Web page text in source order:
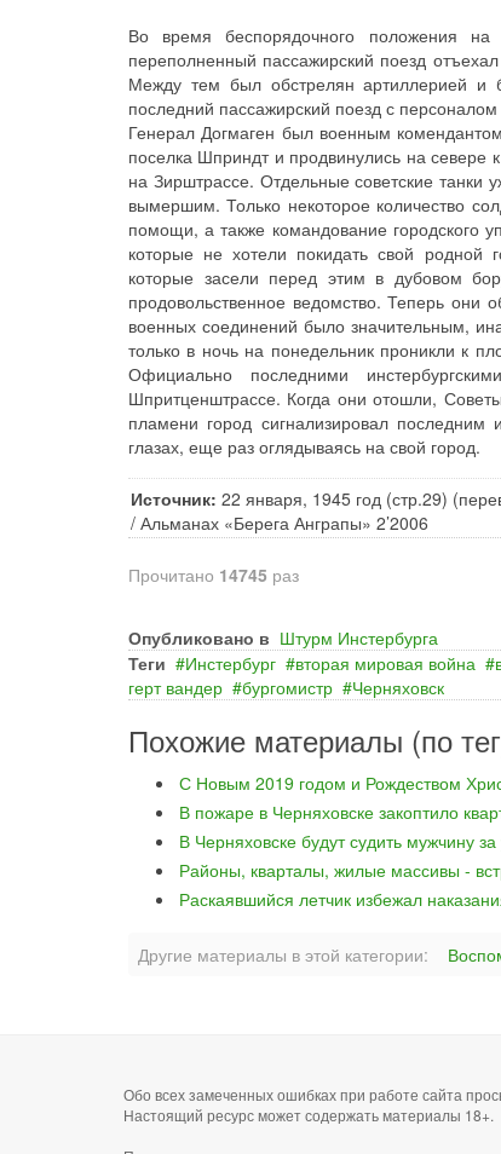
Во время беспорядочного положения
переполненный пассажирский поезд
Между тем был обстрелян артиллерией и
последний пассажирский поезд с персоналом
Генерал Догмаген был военным
поселка Шприндт и продвинулись на севере
на Зирштрассе. Отдельные советские танки
вымершим. Только некоторое количество
помощи, а также командование городского
которые не хотели покидать свой родной
которые засели перед этим в дубовом
продовольственное ведомство. Теперь они
военных соединений было значительным,
только в ночь на понедельник проникли к
Официально последними
Шпритценштрассе. Когда они отошли,
пламени город сигнализировал
глазах, еще раз оглядываясь на свой город.
Источник: 22 января, 1945 год (стр.29)
/ Альманах «Берега Анграпы» 2’2006
Прочитано 14745 раз
Опубликовано в Штурм Инстербурга
Теги
Инстербург вторая мировая война
герт вандер
бургомистр Черняховск
Похожие материалы (по
С Новым 2019 годом и Рождеством
В пожаре в Черняховске закоптило
В Черняховске будут судить мужчину
Районы, кварталы, жилые массивы -
Раскаявшийся летчик избежал
Другие материалы в этой категории:
Обо всех замеченных ошибках при работе сайта
Настоящий ресурс может содержать материалы 18+.